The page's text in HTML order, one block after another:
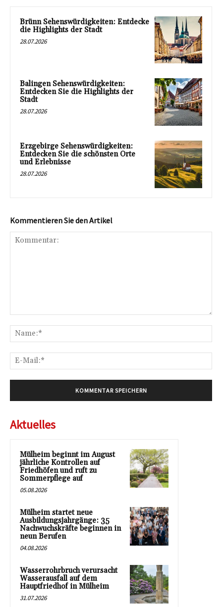
Brünn Sehenswürdigkeiten: Entdecke
die Highlights der Stadt
28.07.2026
Balingen Sehenswürdigkeiten:
Entdecken Sie die Highlights der
Stadt
28.07.2026
Erzgebirge Sehenswürdigkeiten:
Entdecken Sie die schönsten Orte
und Erlebnisse
28.07.2026
Kommentieren Sie den Artikel
Aktuelles
Mülheim beginnt im August
jährliche Kontrollen auf
Friedhöfen und ruft zu
Sommerpflege auf
05.08.2026
Mülheim startet neue
Ausbildungsjahrgänge: 35
Nachwuchskräfte beginnen in
neun Berufen
04.08.2026
Wasserrohrbruch verursacht
Wasserausfall auf dem
Hauptfriedhof in Mülheim
31.07.2026